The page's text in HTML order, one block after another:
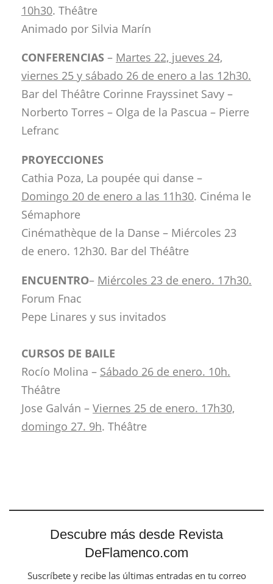
10h30. Théâtre
Animado por Silvia Marín
CONFERENCIAS – Martes 22, jueves 24,
viernes 25 y sábado 26 de enero a las 12h30.
Bar del Théâtre Corinne Frayssinet Savy –
Norberto Torres – Olga de la Pascua – Pierre
Lefranc
PROYECCIONES
Cathia Poza, La poupée qui danse –
Domingo 20 de enero a las 11h30. Cinéma le
Sémaphore
Cinémathèque de la Danse – Miércoles 23
de enero. 12h30. Bar del Théâtre
ENCUENTRO– Miércoles 23 de enero. 17h30.
Forum Fnac
Pepe Linares y sus invitados
CURSOS DE BAILE
Rocío Molina – Sábado 26 de enero. 10h.
Théâtre
Jose Galván – Viernes 25 de enero. 17h30,
domingo 27. 9h. Théâtre
Descubre más desde Revista
DeFlamenco.com
Suscríbete y recibe las últimas entradas en tu correo